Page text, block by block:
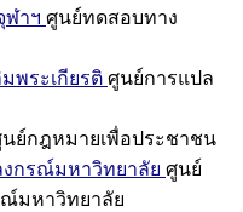
ฬาฯ ศูนย์ทดสอบทาง
พระเกียรติ ศูนย์การแปล
ย์กฎหมายเพื่อประชาชน
กรณ์มหาวิทยาลัย ศูนย์
ณ์มหาวิทยาลัย